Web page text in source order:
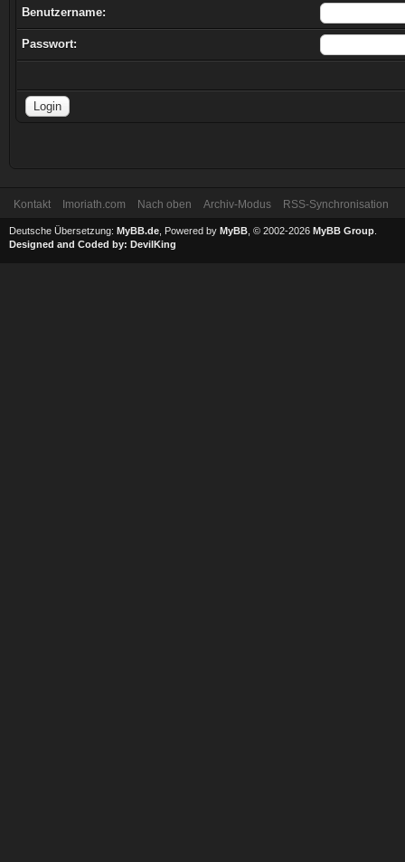
Benutzername:
Passwort:
Kontakt Imoriath.com Nach oben Archiv-Modus RSS-Synchronisation
Deutsche Übersetzung: MyBB.de , Powered by MyBB , © 2002-2026 MyBB Group
Designed and Coded by: DevilKing